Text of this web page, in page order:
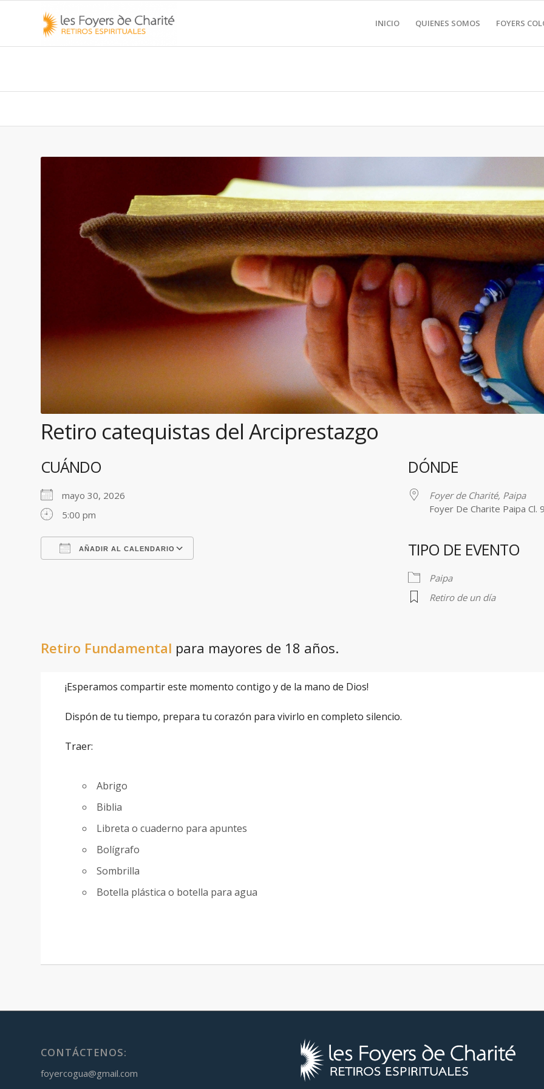
INICIO QUIENES SOMOS FOYERS
Retiro catequistas del Arciprestazgo
CUÁNDO
mayo 30, 2026
5:00 pm
AÑADIR AL CALENDARIO
DÓNDE
Foyer de Charité, Paipa
Foyer De Charite Paipa Cl.
TIPO DE EVENTO
Paipa
Retiro de un día
Retiro Fundamental para mayores de 18 años.
¡Esperamos compartir este momento contigo y de la mano de Dios!
Dispón de tu tiempo, prepara tu corazón para vivirlo en completo silencio.
Traer:
Abrigo
Biblia
Libreta o cuaderno para apuntes
Bolígrafo
Sombrilla
Botella plástica o botella para agua
CONTÁCTENOS:
foyercogua@gmail.com